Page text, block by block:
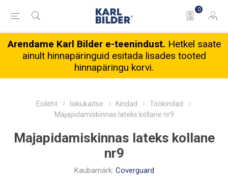
0
Arendame Karl Bilder e-teenindust. Hetkel saate
ainult hinnapäringuid esitada lisades tooted
hinnapäringu korvi.
Esileht Isikukaitse Kindad
Töökindad
Majapidamiskinnas lateks kollane nr9
Majapidamiskinnas lateks kollane
nr9
Kaubamärk: Coverguard